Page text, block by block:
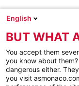
English
BUT WHAT
You accept them
you know about
dangerous either.
you visit